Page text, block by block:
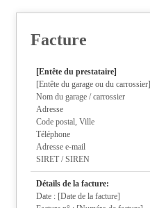
Facture
[Entête du prestataire]
[Entête du garage ou du carrossier]
Nom du garage / carrossier
Adresse
Code postal, Ville
Téléphone
Adresse e-mail
SIRET / SIREN
Détails de la facture:
Date : [Date de la facture]